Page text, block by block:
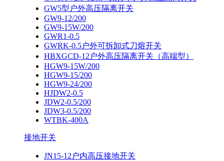
GW5型户外高压隔离开关
GW9-12/200
GW9-15W/200
GWR1-0.5
GWRK-0.5户外可拆卸式刀熔开关
HBXGCD-12户外高压隔离开关（高端型）
HGW9-15W/200
HGW9-15/200
HGW9-24/200
HJDW2-0.5
JDW2-0.5/200
JDW3-0.5/200
WTBK-400A
接地开关
JN15-12户内高压接地开关